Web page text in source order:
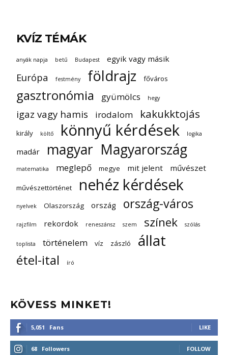
KVÍZ TÉMÁK
anyák napja betű Budapest egyik vagy másik
Európa festmény földrajz főváros
gasztronómia gyümölcs hegy
igaz vagy hamis irodalom kakukktojás
király költő könnyű kérdések logika
madár magyar Magyarország
matematika meglepő megye mit jelent művészet
művészettörténet nehéz kérdések
nyelvek Olaszország ország ország-város
rajzfilm rekordok reneszánsz szem színek szólás
toplista történelem víz zászló állat
étel-ital író
KÖVESS MINKET!
5,051 Fans LIKE
68 Followers FOLLOW